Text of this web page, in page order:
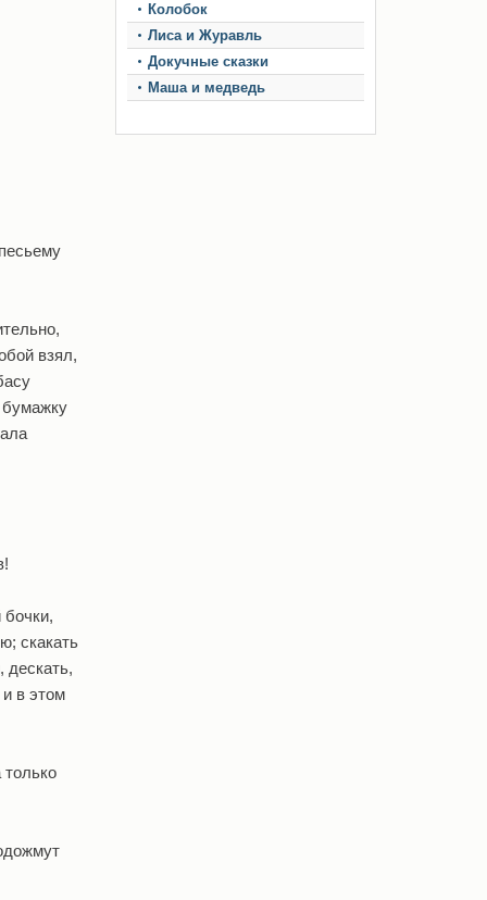
взял,
бумажку
бочки,
скакать
дескать,
в этом
Колобок
Лиса и Журавль
Докучные сказки
Маша и медведь